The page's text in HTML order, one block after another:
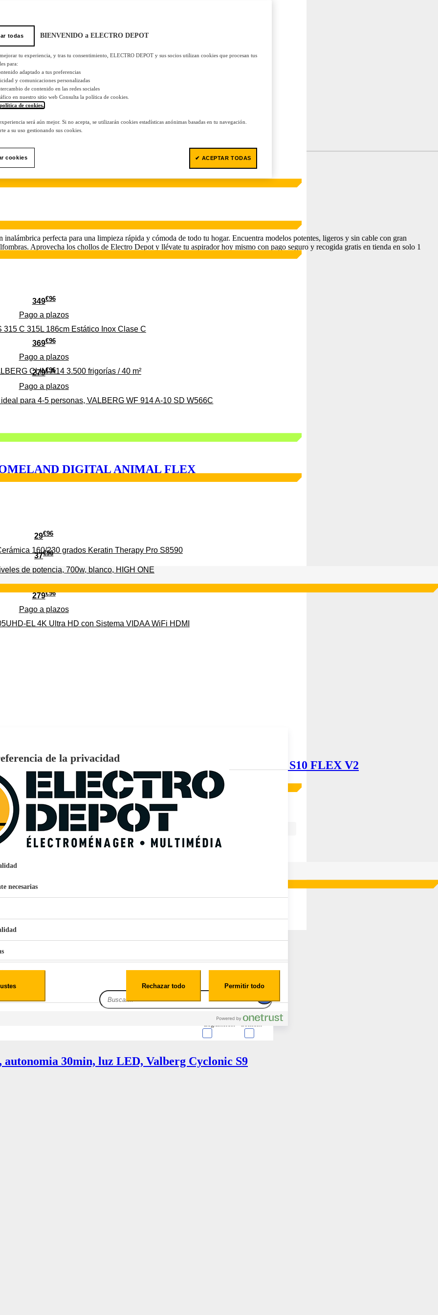
279€96
Pago a plazos
para 4-5 personas, VALBERG WF 914 A-10 SD W566C
349€96
Pago a plazos
315 C 315L 186cm Estático Inox Clase C
37€96
de potencia, 700w, blanco, HIGH ONE
369€96
Pago a plazos
CLIM-A14 3.500 frigorías / 40 m²
1,1L Limpia Sofás Alfombras Coche SP3
29€96
160/230 grados Keratin Therapy Pro S8590
279€96
Pago a plazos
EL 4K Ultra HD con Sistema VIDAA WiFi HDMI
159€ 96
Pago aplazos
EcoTank EPSON ET-2861
inalámbrica perfecta para una limpieza rápida y cómoda de todo tu hogar. Encuentra modelos potentes, ligeros y sin cable con gran
Aprovecha los chollos de Electro Depot y llévate tu aspirador hoy mismo con pago seguro y recogida gratis en tienda en solo 1
DIGITAL ANIMAL FLEX
todos tipos de suelos, Autonomia 70min VALBERG S10 FLEX V2
30min, luz LED, Valberg Cyclonic S9
todas BIENVENIDO a ELECTRO DEPOT
tu experiencia, y tras tu consentimiento, ELECTRO DEPOT y sus socios utilizan cookies que procesan tus
para:
adaptado a tus preferencias
y comunicaciones personalizadas
de contenido en las redes sociales
en nuestro sitio web Consulta la política de cookies.
de cookies.
será aún mejor. Si no acepta, se utilizarán cookies estadísticas anónimas basadas en tu navegación.
a su uso gestionando sus cookies.
cookies ✔ ACEPTAR TODAS
de la privacidad
necesarias
Consent
Leg.Interest
Rechazar todo Permitir todo